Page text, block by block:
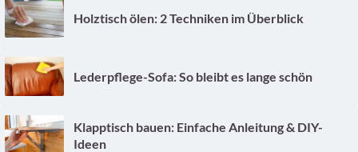
Holztisch ölen: 2 Techniken im Überblick
Lederpflege-Sofa: So bleibt es lange schön
Klapptisch bauen: Einfache Anleitung & DIY-
Ideen